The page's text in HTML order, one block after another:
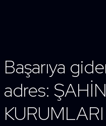
Başarıya
adres:
KURUMLARI